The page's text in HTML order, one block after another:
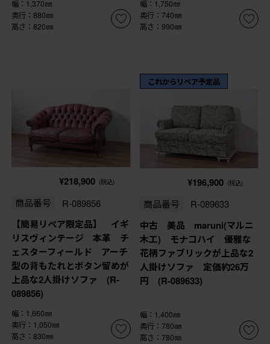
幅：1,370㎜
奥行：880㎜
高さ：820㎜
幅：1,750㎜
奥行：740㎜
高さ：990㎜
¥218,900 (税込)
商品番号 R-089856
【簡易リペア限定品】 イギ
リスヴィンテージ 本革 チ
ェスターフィールド アーチ
型の背もたれとボタン留めが
上品な2人掛けソファ (R-
089856)
幅：1,660㎜
奥行：1,050㎜
高さ：830㎜
これからリペア予定品
¥196,900 (税込)
商品番号 R-089633
中古 美品 maruni(マルニ
木工) モナコハイ 優雅な
花柄ファブリックが上品な2
人掛けソファ 定価約26万
円 (R-089633)
幅：1,400㎜
奥行：780㎜
高さ：780㎜